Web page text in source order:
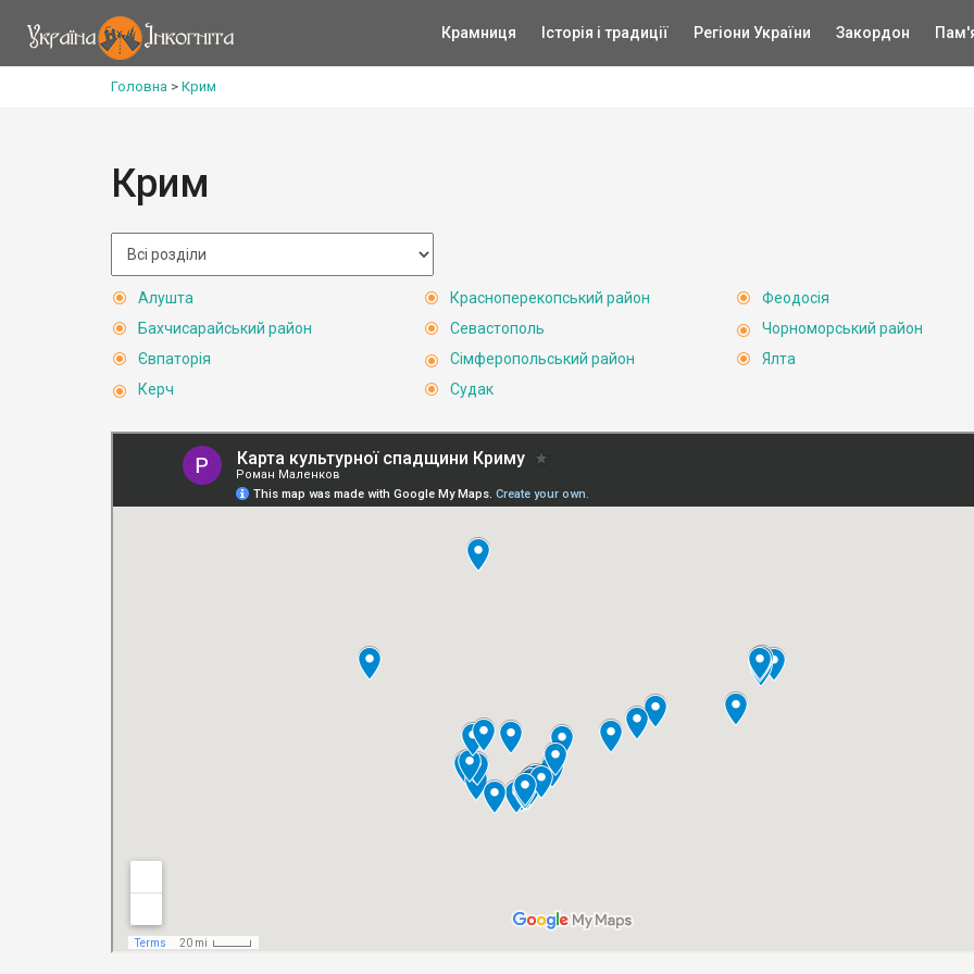
Крамниця Історія і традиції Регіони України Закордон
Головна > Крим
Крим
Алушта
Бахчисарайський район
Євпаторія
Керч
Красноперекопський район
Севастополь
Сімферопольський район
Судак
Феодосія
Чорноморський район
Ялта